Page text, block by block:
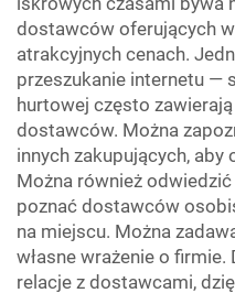
dostawców oferujących
atrakcyjnych cenach.
przeszukanie internetu —
hurtowej często
dostawców. Można
innych zakupujących,
Można również
poznać dostawców
na miejscu. Można
własne wrażenie o
relacje z dostawcami,